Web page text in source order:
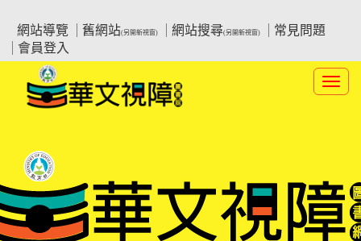
要
網站導覽
舊網站(另開新視窗) 網站搜尋(另開新視窗)
常見問題
會員登入